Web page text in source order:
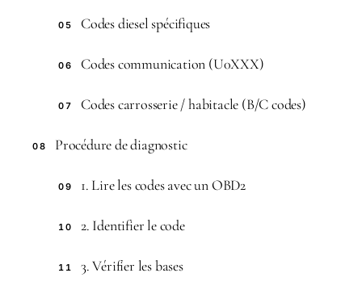
05 Codes diesel spécifiques
06 Codes communication (U0XXX)
07 Codes carrosserie / habitacle (B/C codes)
08 Procédure de diagnostic
09 1. Lire les codes avec un OBD2
10 2. Identifier le code
11 3. Vérifier les bases